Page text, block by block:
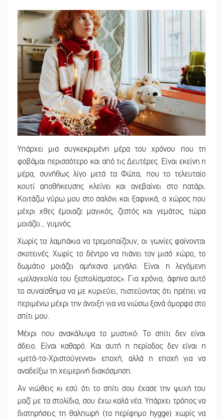
Υπάρχει μια συγκεκριμένη μέρα του χρόνου που τη
φοβάμαι περισσότερο και από τις Δευτέρες. Είναι εκείνη η
μέρα, συνήθως λίγο μετά τα Φώτα, που το τελευταίο
κουτί αποθήκευσης κλείνει και ανεβαίνει στο πατάρι.
Κοιτάζω γύρω μου στο σαλόνι και ξαφνικά, ο χώρος που
μέχρι χθες έμοιαζε μαγικός, ζεστός και γεμάτος, τώρα
μοιάζει... γυμνός.
Χωρίς τα λαμπάκια να τρεμοπαίζουν, οι γωνίες φαίνονται
σκοτεινές. Χωρίς το δέντρο να πιάνει τον μισό χώρο, το
δωμάτιο μοιάζει αμήχανα μεγάλο. Είναι η λεγόμενη
«μελαγχολία του ξεστολίσματος». Για χρόνια, άφηνα αυτό
το συναίσθημα να με κυριεύει, πιστεύοντας ότι πρέπει να
περιμένω μέχρι την άνοιξη για να νιώσω ξανά όμορφα στο
σπίτι μου.
Μέχρι που ανακάλυψα το μυστικό: Το σπίτι δεν είναι
άδειο. Είναι καθαρό. Και αυτή η περίοδος δεν είναι η
«μετά-τα-Χριστούγεννα» εποχή, αλλά η εποχή για να
αναδείξω τη χειμερινή διακόσμηση.
Αν νιώθεις κι εσύ ότι το σπίτι σου έχασε την ψυχή του
μαζί με τα στολίδια, σου έχω καλά νέα. Υπάρχει τρόπος να
διατηρήσεις τη θαλπωρή (το περίφημο hygge) χωρίς να